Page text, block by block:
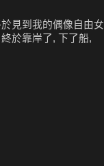
見到我的偶像自由女
於靠岸了, 下了船,